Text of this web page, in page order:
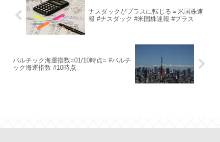
ナスダックがプラスに転じる＝米国株速
報 #ナスダック #米国株速報 #プラス
バルチック海運指数=01/10時点= #バルチ
ック海運指数 #10時点